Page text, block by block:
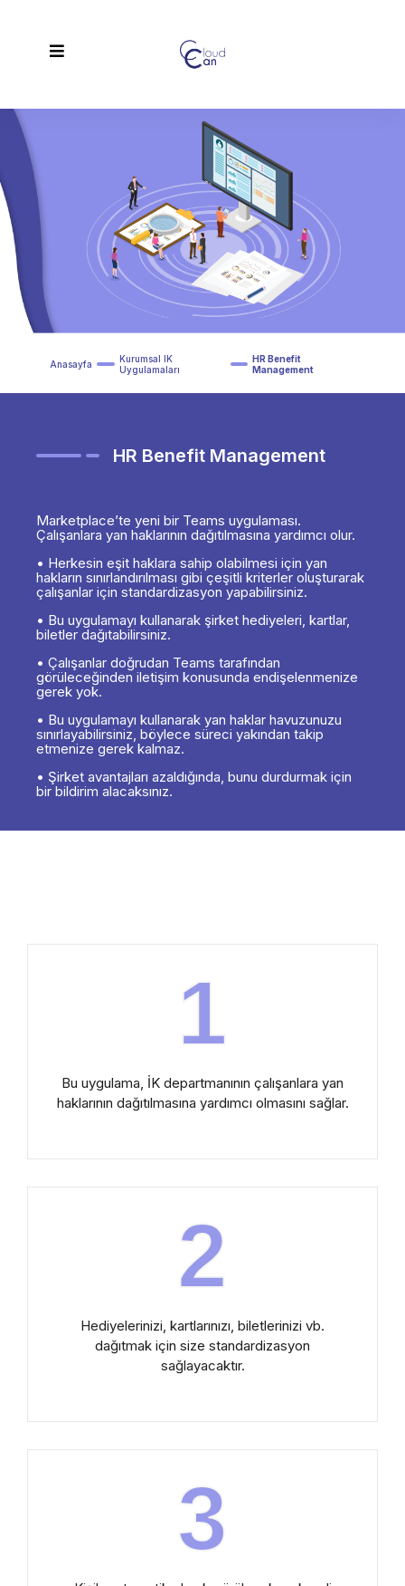
Anasayfa
Kurumsal IK
Uygulamaları
HR Benefit
Management
HR Benefit Management
Marketplace’te yeni bir Teams uygulaması.
Çalışanlara yan haklarının dağıtılmasına yardımcı olur.
• Herkesin eşit haklara sahip olabilmesi için yan
hakların sınırlandırılması gibi çeşitli kriterler oluşturarak
çalışanlar için standardizasyon yapabilirsiniz.
• Bu uygulamayı kullanarak şirket hediyeleri, kartlar,
biletler dağıtabilirsiniz.
• Çalışanlar doğrudan Teams tarafından
görüleceğinden iletişim konusunda endişelenmenize
gerek yok.
• Bu uygulamayı kullanarak yan haklar havuzunuzu
sınırlayabilirsiniz, böylece süreci yakından takip
etmenize gerek kalmaz.
• Şirket avantajları azaldığında, bunu durdurmak için
bir bildirim alacaksınız.
1
Bu uygulama, İK departmanının çalışanlara yan
haklarının dağıtılmasına yardımcı olmasını sağlar.
2
Hediyelerinizi, kartlarınızı, biletlerinizi vb.
dağıtmak için size standardizasyon
sağlayacaktır.
3